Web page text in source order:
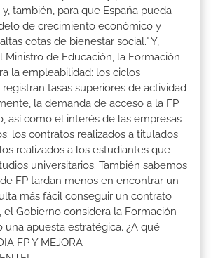
también, para que España pueda
de crecimiento económico y
cotas de bienestar social." Y,
de Educación, la Formación
la empleabilidad: los ciclos
tasas superiores de actividad
la demanda de acceso a la FP
así como el interés de las empresas
los contratos realizados a titulados
realizados a los estudiantes que
universitarios. También sabemos
FP tardan menos en encontrar un
más fácil conseguir un contrato
el Gobierno considera la Formación
una apuesta estratégica. ¿A qué
FP Y MEJORA